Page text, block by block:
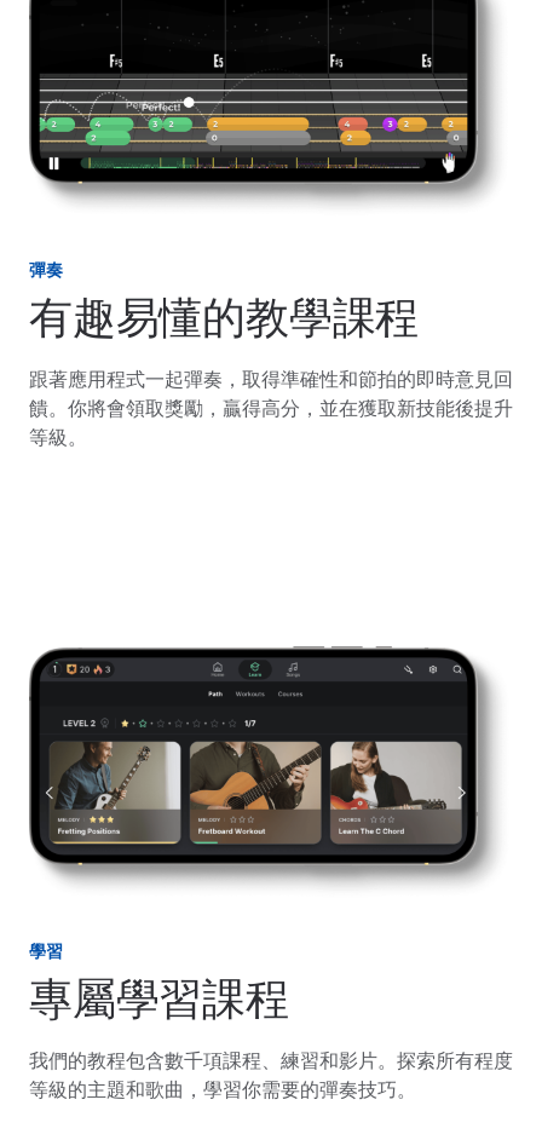
彈奏
有趣易懂的教學課程
跟著應用程式一起彈奏，取得準確性和節拍的即時意見回
饋。你將會領取獎勵，贏得高分，並在獲取新技能後提升
等級。
學習
專屬學習課程
我們的教程包含數千項課程、練習和影片。探索所有程度
等級的主題和歌曲，學習你需要的彈奏技巧。